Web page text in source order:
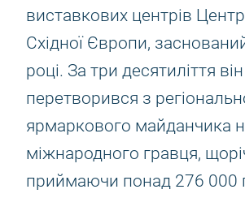
виставкових центрів
Східної Європи,
році. За три десятиліття він
перетворився з
ярмаркового майданчика
міжнародного гравця,
приймаючи понад 276 000